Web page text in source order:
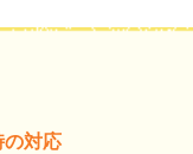
対応